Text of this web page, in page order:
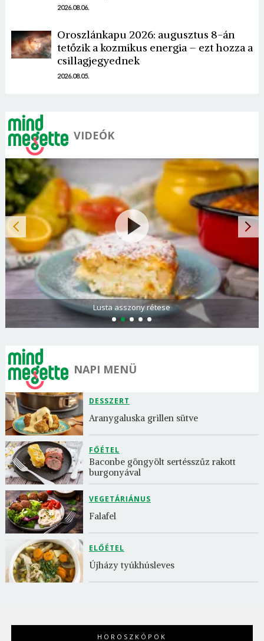
2026.08.06.
Oroszlánkapu 2026: augusztus 8-án
tetőzik a kozmikus energia – ezt hozza a
csillagjegyednek
2026.08.05.
VIDEÓK
Lusta asszony rétese
NAPI MENÜ
DESSZERT
Aranygaluska grillen sütve
FŐÉTEL
Baconbe göngyölt sertésszűz rakott
burgonyával
VEGETÁRIÁNUS
Falafel
ELŐÉTEL
Újházy tyúkhúsleves
HOROSZKÓPOK
Jelszó